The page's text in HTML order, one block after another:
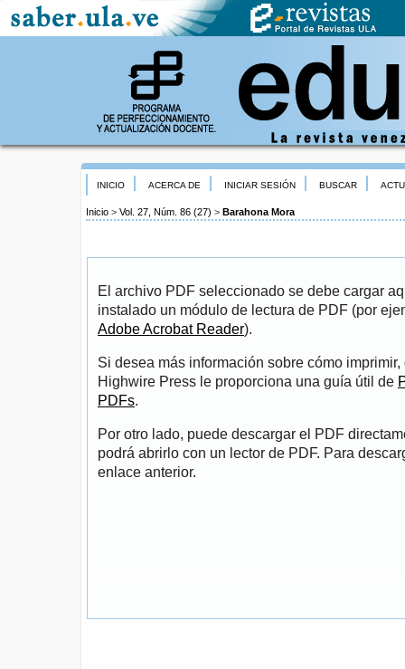
INICIO ACERCA DE INICIAR SESIÓN BUSCAR
Inicio > Vol. 27, Núm. 86 (27) > Barahona Mora
El archivo PDF seleccionado se debe cargar
instalado un módulo de lectura de PDF (por
Adobe Acrobat Reader).
Si desea más información sobre cómo
Highwire Press le proporciona una guía útil de
PDFs.
Por otro lado, puede descargar el PDF
podrá abrirlo con un lector de PDF. Para
enlace anterior.